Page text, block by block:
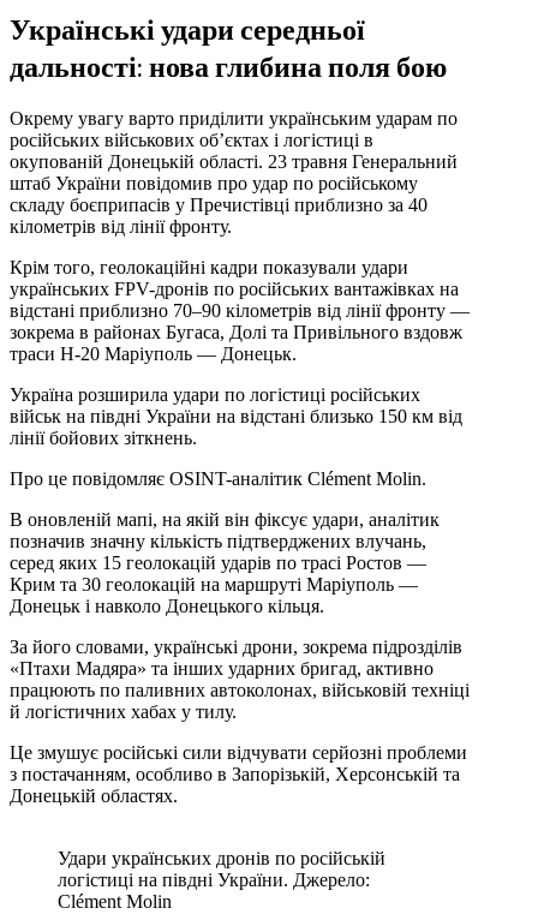
Українські удари середньої
дальності: нова глибина поля бою
Окрему увагу варто приділити українським ударам по
російських військових об’єктах і логістиці в
окупованій Донецькій області. 23 травня Генеральний
штаб України повідомив про удар по російському
складу боєприпасів у Пречистівці приблизно за 40
кілометрів від лінії фронту.
Крім того, геолокаційні кадри показували удари
українських FPV-дронів по російських вантажівках на
відстані приблизно 70–90 кілометрів від лінії фронту —
зокрема в районах Бугаса, Долі та Привільного вздовж
траси Н-20 Маріуполь — Донецьк.
Україна розширила удари по логістиці російських
військ на півдні України на відстані близько 150 км від
лінії бойових зіткнень.
Про це повідомляє OSINT-аналітик Clément Molin.
В оновленій мапі, на якій він фіксує удари, аналітик
позначив значну кількість підтверджених влучань,
серед яких 15 геолокацій ударів по трасі Ростов —
Крим та 30 геолокацій на маршруті Маріуполь —
Донецьк і навколо Донецького кільця.
За його словами, українські дрони, зокрема підрозділів
«Птахи Мадяра» та інших ударних бригад, активно
працюють по паливних автоколонах, військовій техніці
й логістичних хабах у тилу.
Це змушує російські сили відчувати серйозні проблеми
з постачанням, особливо в Запорізькій, Херсонській та
Донецькій областях.
Удари українських дронів по російській
логістиці на півдні України. Джерело:
Clément Molin